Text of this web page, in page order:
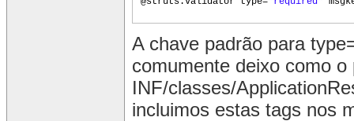
A chave padrão para
comumente deixo como
INF/classes/
incluimos estas tags nos